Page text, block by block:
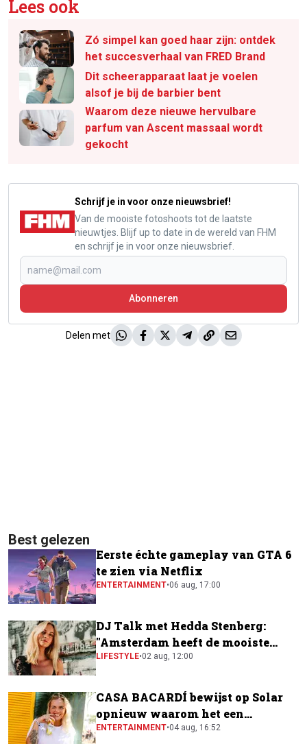
Lees ook
Zó simpel kan goed haar zijn: ontdek
het succesverhaal van FRED Brand
Dit scheerapparaat laat je voelen
alsof je bij de barbier bent
Waarom deze nieuwe hervulbare
parfum van Ascent massaal wordt
gekocht
Schrijf je in voor onze nieuwsbrief!
Van de mooiste fotoshoots tot de laatste
nieuwtjes. Blijf up to date in de wereld van FHM
en schrijf je in voor onze nieuwsbrief.
Abonneren
Delen met
Best gelezen
Eerste échte gameplay van GTA 6
te zien via Netflix
ENTERTAINMENT•06 aug, 17:00
DJ Talk met Hedda Stenberg:
"Amsterdam heeft de mooiste
festivalscene van Europa"
LIFESTYLE•02 aug, 12:00
CASA BACARDÍ bewijst op Solar
opnieuw waarom het een
festivalfavoriet is
ENTERTAINMENT•04 aug, 16:52